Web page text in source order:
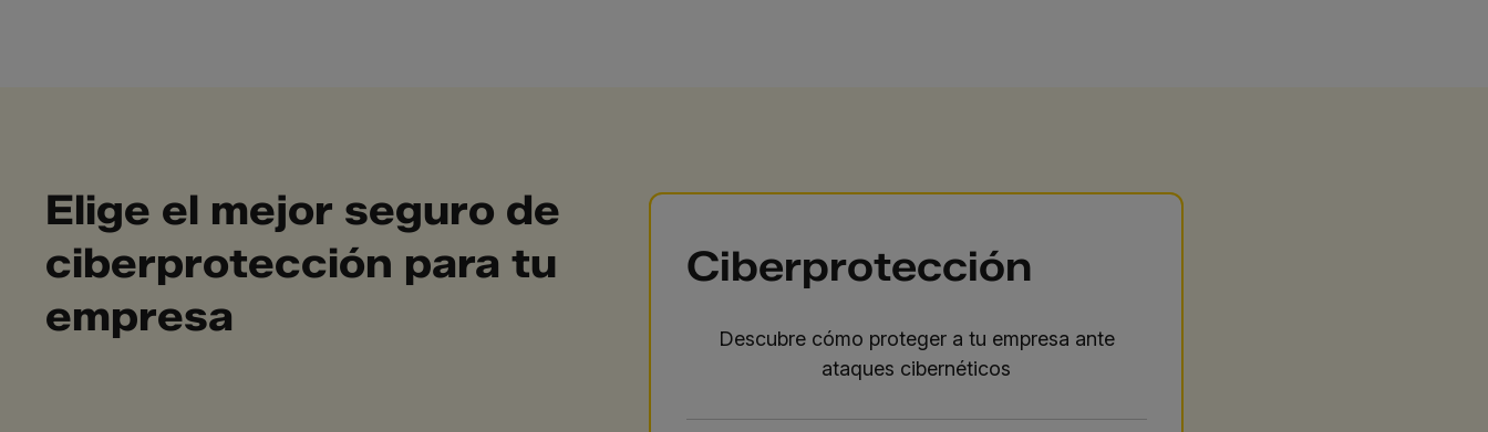
Elige el mejor seguro de
ciberprotección para tu
empresa
Ciberprotección
Descubre cómo proteger a tu empresa ante
ataques cibernéticos